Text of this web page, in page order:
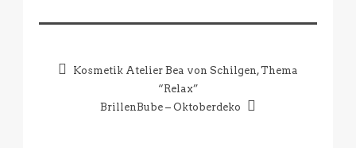
Kosmetik Atelier Bea von Schilgen, Thema
“Relax”
BrillenBube – Oktoberdeko